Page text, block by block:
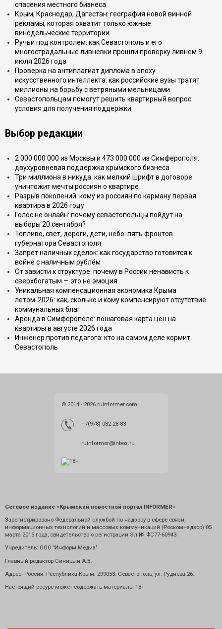
спасения местного бизнеса
Крым, Краснодар, Дагестан: география новой винной
рекламы, которая охватит только южные
винодельческие территории
Ручьи под контролем: как Севастополь и его
многострадальные ливнёвки прошли проверку ливнем 9
июля 2026 года
Проверка на антиплагиат диплома в эпоху
искусственного интеллекта: как российские вузы тратят
миллионы на борьбу с ветряными мельницами
Севастопольцам помогут решить квартирный вопрос:
условия для получения поддержки
Выбор редакции
2 000 000 000 из Москвы и 473 000 000 из Симферополя:
двухуровневая поддержка крымского бизнеса
Три миллиона в никуда: как мелкий шрифт в договоре
уничтожит мечты россиян о квартире
Разрыв поколений: кому из россиян по карману первая
квартира в 2026 году
Голос не онлайн: почему севастопольцы пойдут на
выборы 20 сентября?
Топливо, свет, дороги, дети, небо: пять фронтов
губернатора Севастополя
Запрет наличных сделок: как государство готовится к
войне с наличным рублём
От зависти к структуре: почему в России ненависть к
сверхбогатым — это не эмоция
Уникальная компенсационная экономика Крыма
летом-2026: как, сколько и кому компенсируют отсутствие
коммунальных благ
Аренда в Симферополе: пошаговая карта цен на
квартиры в августе 2026 года
Инженер против педагога: кто на самом деле кормит
Севастополь
© 2014 - 2026 ruinformer.com
+7(978) 082 28 83
ruinformer@inbox.ru
Сетевое издание «Крымский новостной портал INFORMER»
Зарегистрировано Федеральной службой по надзору в сфере связи,
информационных технологий и массовых коммуникаций (Роскомнадзор) 05
марта 2015 года, свидетельство о регистрации Эл № ФС77-60943.
Учредитель: ООО "Информ Медиа"
Главный редактор Синицын А.В.
Адрес: Россия. Республика Крым. 299053. Севастополь, ул. Руднева 26.
Настоящий ресурс может содержать материалы 18+